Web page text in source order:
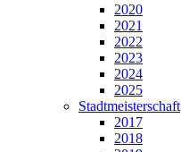
2020
2021
2022
2023
2024
2025
Stadtmeisterschaft
2017
2018